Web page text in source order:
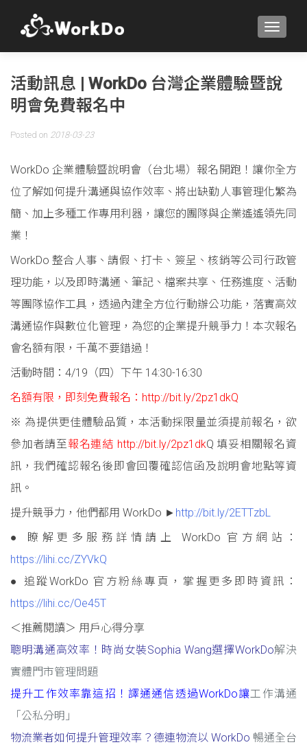
活動訊息 | WorkDo 台灣企業體驗暨說
明會免費報名中
Posted on 2018-03-23
WorkDo 企業體驗暨說明會（台北場）報名開跑！讓你全方
位了解如何提升溝通與協作效率、將出缺勤人事管理化繁為
簡、加上多種工作專用利器，讓您的團隊與企業遙遙領先同
業！
WorkDo 整合人事、請假、打卡、簽呈、核銷等公司行政管
理功能，以及即時溝通、筆記、檔案共享、任務進度、活動
等團隊協作工具，透過內建全方位行動辦公功能，落實高效
溝通協作與數位化管理，為您的企業提升競爭力！本次報名
會名額有限，千萬不要錯過！
活動時間：4/19（四）下午 14:30-16:30
名額有限，即刻免費報名：http://bit.ly/2pz1dkQ
※ 為提供更佳體驗品質，本活動採限量並須提前報名，欲
參加者請至報名連結 http://bit.ly/2pz1dkQ 填妥相關報名資
訊，我們確認報名後即會回覆確認信函及說明會地點等資
訊。
提升競爭力，他們都用 WorkDo ► http://bit.ly/2ETTzbL
● 瞭解更多服務詳情請上 WorkDo 官方網站：
https://lihi.cc/ZYVkQ
● 追蹤WorkDo 官方粉絲專頁，掌握更多即時資訊：
https://lihi.cc/Oe45T
＜推薦閱讀＞ 用戶心得分享
聰明溝通高效率！時尚女裝Sophia Wang選擇WorkDo解決
實體門市管理問題
提升工作效率靠這招！譯通通信透過WorkDo讓工作溝通
「公私分明」
物流業者如何提升管理效率？德連物流以 WorkDo 暢通全台